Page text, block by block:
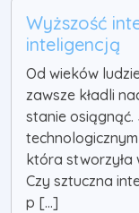
Wyższość
inteligencją
Od wieków
zawsze kładli
stanie
która stworzyła
Czy sztuczna
p [...]